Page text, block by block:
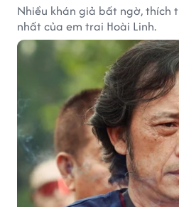
Nhiều khán giả bất ngờ, thích
nhất của em trai Hoài Linh.